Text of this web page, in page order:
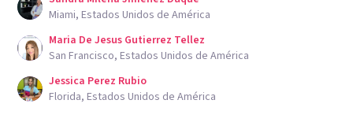
Miami, Estados Unidos de América
Maria De Jesus Gutierrez Tellez
San Francisco, Estados Unidos de América
Jessica Perez Rubio
Florida, Estados Unidos de América